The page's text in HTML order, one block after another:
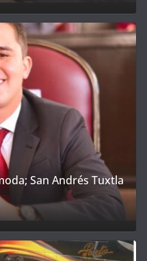
San Andrés Tuxtla